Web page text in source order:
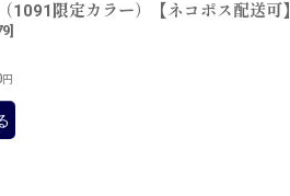
限定カラー）【ネコポス配送可】
]
円